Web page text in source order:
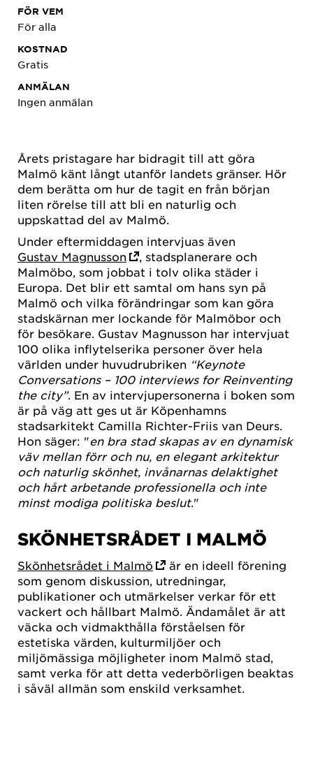
Årets pristagare har bidragit till att göra
Malmö känt långt utanför landets gränser. Hör
dem berätta om hur de tagit en från början
liten rörelse till att bli en naturlig och
uppskattad del av Malmö.
Under eftermiddagen intervjuas även
Gustav Magnusson
, stadsplanerare och
Malmöbo, som jobbat i tolv olika städer i
Europa. Det blir ett samtal om hans syn på
Malmö och vilka förändringar som kan göra
stadskärnan mer lockande för Malmöbor och
för besökare. Gustav Magnusson har intervjuat
100 olika inflytelserika personer över hela
världen under huvudrubriken “Keynote
Conversations – 100 interviews for Reinventing
the city”. En av intervjupersonerna i boken som
är på väg att ges ut är Köpenhamns
stadsarkitekt Camilla Richter-Friis van Deurs.
Hon säger: "en bra stad skapas av en dynamisk
väv mellan förr och nu, en elegant arkitektur
och naturlig skönhet, invånarnas delaktighet
och hårt arbetande professionella och inte
minst modiga politiska beslut."
SKÖNHETSRÅDET I MALMÖ
Skönhetsrådet i Malmö
är en ideell förening
som genom diskussion, utredningar,
publikationer och utmärkelser verkar för ett
vackert och hållbart Malmö. Ändamålet är att
väcka och vidmakthålla förståelsen för
estetiska värden, kulturmiljöer och
miljömässiga möjligheter inom Malmö stad,
samt verka för att detta vederbörligen beaktas
i såväl allmän som enskild verksamhet.
FÖR VEM
För alla
KOSTNAD
Gratis
ANMÄLAN
Ingen anmälan